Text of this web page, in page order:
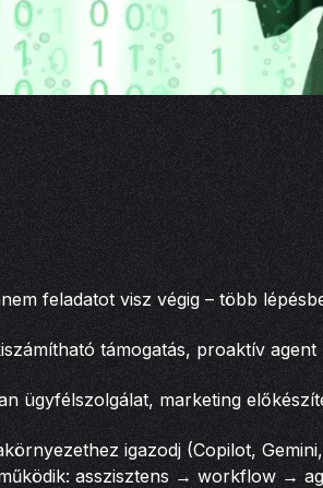
feladatot visz végig – több
támogatás, proaktív agent
ügyfélszolgálat, marketing
igazodj (Copilot,
asszisztens → workflow →